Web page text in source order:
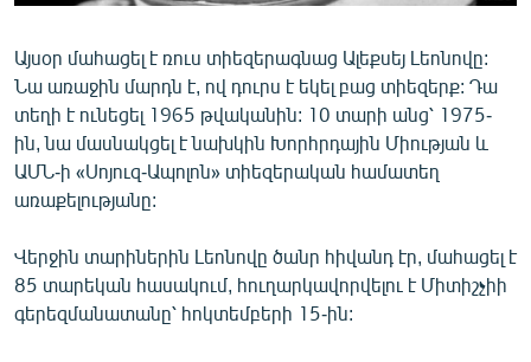
ԱՐԽԻՎ
ՏԵՍԱՆՅՈՒԹԵՐ
ԲԱՆԱՎԵՃ
ՁԳՏԵԼՈՎ ԼԱՎԱԳՈՒՅՆԻՆ
Հայերեն
Այսօր մահացել է ռուս տիեզերագնաց Ալեքսեյ Լեոնովը:
Նա առաջին մարդն է, ով դուրս է եկել բաց տիեզերք: Դա
տեղի է ունեցել 1965 թվականին: 10 տարի անց՝ 1975-
ին, նա մասնակցել է նախկին Խորհրդային Միության և
ԱՄՆ-ի «Սոյուզ-Ապոլոն» տիեզերական համատեղ
առաքելությանը:
Վերջին տարիներին Լեոնովը ծանր հիվանդ էր, մահացել է
85 տարեկան հասակում, հուղարկավորվելու է Միտիշչիի
գերեզմանատանը՝ հոկտեմբերի 15-ին: